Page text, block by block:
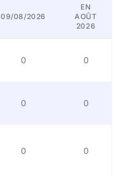
09/08/2026
EN
AOÛT
2026
0 0
0 0
0 0